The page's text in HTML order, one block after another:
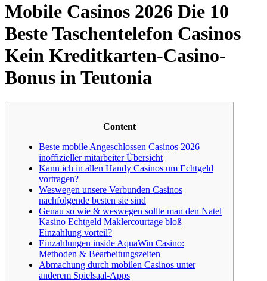
Mobile Casinos 2026 Die 10
Beste Taschentelefon Casinos
Kein Kreditkarten-Casino-
Bonus in Teutonia
Content
Beste mobile Angeschlossen Casinos 2026
inoffizieller mitarbeiter Übersicht
Kann ich in allen Handy Casinos um Echtgeld
vortragen?
Weswegen unsere Verbunden Casinos
nachfolgende besten sie sind
Genau so wie & weswegen sollte man den Natel
Kasino Echtgeld Maklercourtage bloß
Einzahlung vorteil?
Einzahlungen inside AquaWin Casino:
Methoden & Bearbeitungszeiten
Abmachung durch mobilen Casinos unter
anderem Spielsaal-Apps